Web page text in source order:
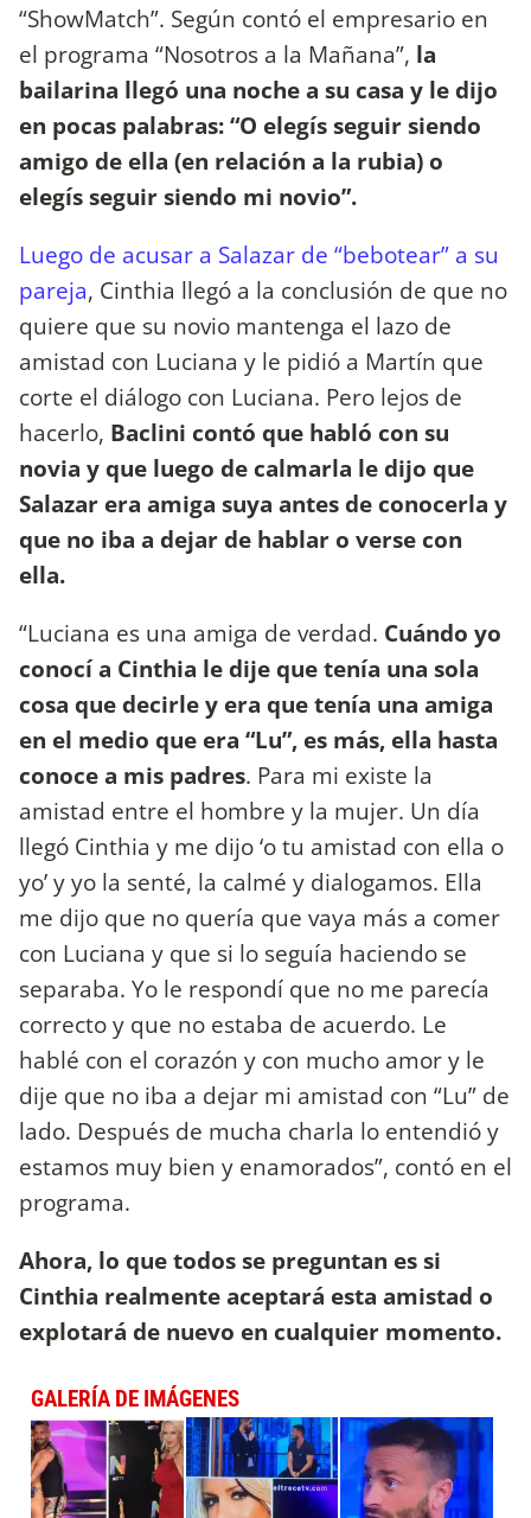
“ShowMatch”. Según contó el empresario en
el programa “Nosotros a la Mañana”, la
bailarina llegó una noche a su casa y le dijo
en pocas palabras: “O elegís seguir siendo
amigo de ella (en relación a la rubia) o
elegís seguir siendo mi novio”.
Luego de acusar a Salazar de “bebotear” a su
pareja, Cinthia llegó a la conclusión de que no
quiere que su novio mantenga el lazo de
amistad con Luciana y le pidió a Martín que
corte el diálogo con Luciana. Pero lejos de
hacerlo, Baclini contó que habló con su
novia y que luego de calmarla le dijo que
Salazar era amiga suya antes de conocerla y
que no iba a dejar de hablar o verse con
ella.
“Luciana es una amiga de verdad. Cuándo yo
conocí a Cinthia le dije que tenía una sola
cosa que decirle y era que tenía una amiga
en el medio que era “Lu”, es más, ella hasta
conoce a mis padres. Para mi existe la
amistad entre el hombre y la mujer. Un día
llegó Cinthia y me dijo ‘o tu amistad con ella o
yo’ y yo la senté, la calmé y dialogamos. Ella
me dijo que no quería que vaya más a comer
con Luciana y que si lo seguía haciendo se
separaba. Yo le respondí que no me parecía
correcto y que no estaba de acuerdo. Le
hablé con el corazón y con mucho amor y le
dije que no iba a dejar mi amistad con “Lu” de
lado. Después de mucha charla lo entendió y
estamos muy bien y enamorados”, contó en el
programa.
Ahora, lo que todos se preguntan es si
Cinthia realmente aceptará esta amistad o
explotará de nuevo en cualquier momento.
GALERÍA DE IMÁGENES